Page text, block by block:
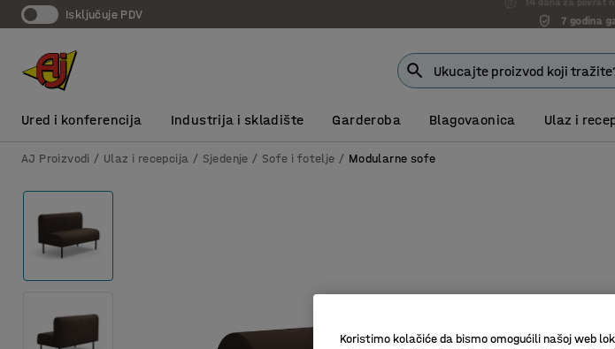
Isključuje PDV 7 godina
Ured i konferencija Industrija i skladište Garderoba Blagovaonica Ulaz i
AJ Proizvodi Ulaz i recepcija Sjedenje Sofe i fotelje Modularne sofe
Koristimo kolačiće da bismo omogućili našoj web